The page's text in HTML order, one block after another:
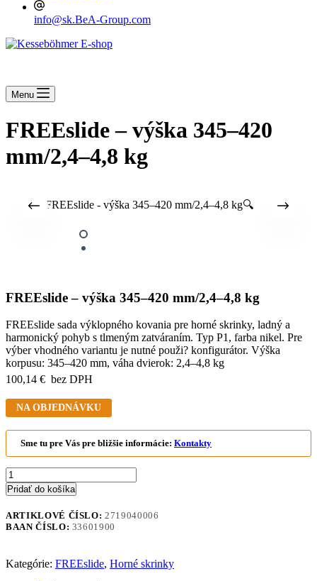
info@sk.BeA-Group.com
Menu
FREEslide – výška 345–420
mm/2,4–4,8 kg
🔍
FREEslide – výška 345–420 mm/2,4–4,8 kg
FREEslide sada výklopného kovania pre horné skrinky, ladný a
harmonický pohyb s tlmeným zatváraním. Typ P1, farba nikel. Pre
výber vhodného variantu je nutné použi? konfigurátor. Výška
korpusu: 345–420 mm, váha dvierok: 2,4–4,8 kg
100,14 € bez DPH
NA OBJEDNÁVKU
Sme tu pre Vás pre bližšie informácie: Kontakty
množstvo
FREEslide
-
výška
345–
4,8
Pridať do košíka
ARTIKLOVÉ ČÍSLO: 2719040006
BAAN ČÍSLO: 33601900
Kategórie: FREEslide, Horné skrinky